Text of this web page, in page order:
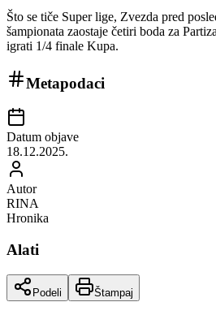
Što se tiče Super lige, Zvezda pred
šampionata zaostaje četiri boda za
igrati 1/4 finale Kupa.
Metapodaci
Datum objave
18.12.2025.
Autor
RINA
Hronika
Alati
Podeli Štampaj